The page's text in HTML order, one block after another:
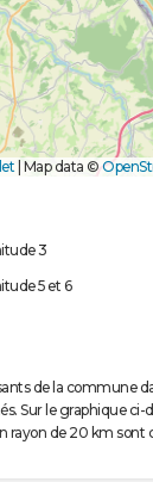
Map data ©
3
5 et 6
de la commune
Sur le graphique ci-
rayon de 20 km sont